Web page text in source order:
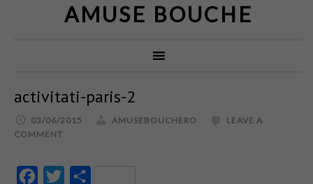
AMUSE BOUCHE
activitati-paris-2
03/06/2015 AMUSEBOUCHERO
LEAVE A
COMMENT
FacebookTwitter